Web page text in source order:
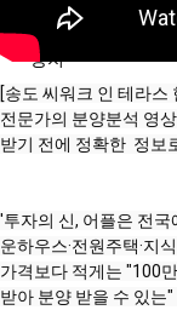
공지
[송도 씨워크 인 테라스
전문가의 분양분석 영
받기 전에 정확한  정보
'투자의 신, 어플은 전국
운하우스·전원주택·지
가격보다 적게는 "100
받아 분양 받을 수 있는"